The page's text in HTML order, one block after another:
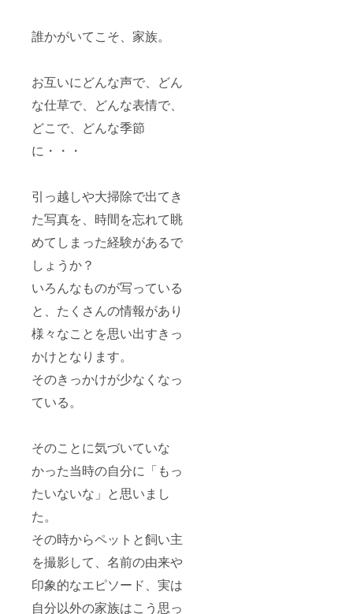
誰かがいてこそ、家族。
お互いにどんな声で、どん
な仕草で、どんな表情で、
どこで、どんな季節
に・・・
引っ越しや大掃除で出てき
た写真を、時間を忘れて眺
めてしまった経験があるで
しょうか？
いろんなものが写っている
と、たくさんの情報があり
様々なことを思い出すきっ
かけとなります。
そのきっかけが少なくなっ
ている。
そのことに気づいていな
かった当時の自分に「もっ
たいないな」と思いまし
た。
その時からペットと飼い主
を撮影して、名前の由来や
印象的なエピソード、実は
自分以外の家族はこう思っ